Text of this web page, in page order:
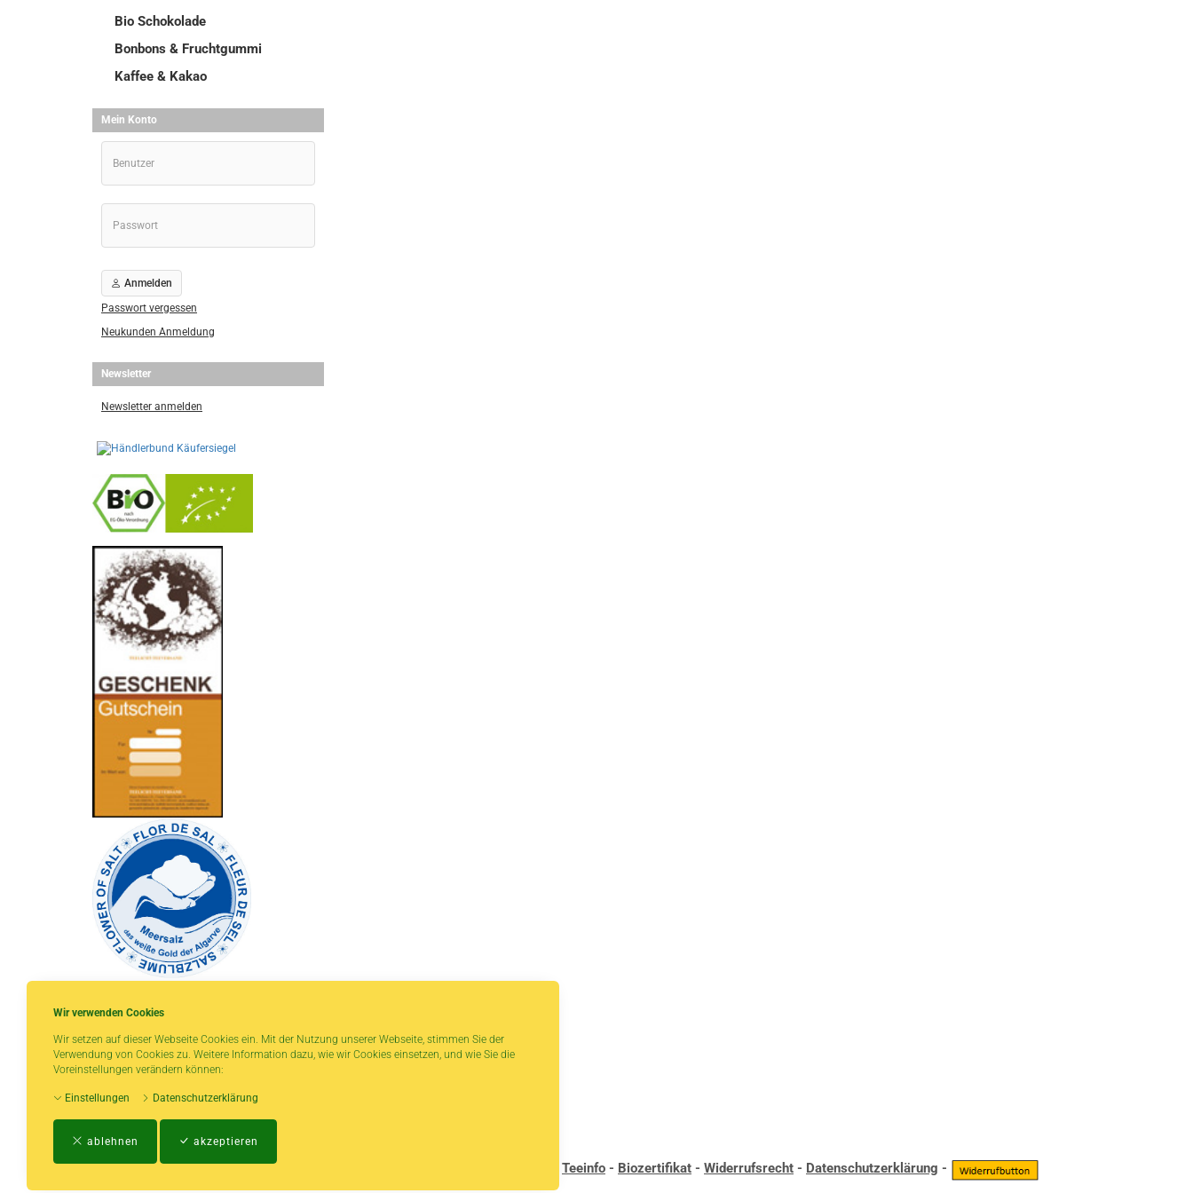
Wir verwenden Cookies
Wir setzen auf dieser Webseite Cookies ein. Mit der Nutzung unserer Webseite, stimmen Sie der
Verwendung von Cookies zu. Weitere Information dazu, wie wir Cookies einsetzen, und wie Sie die
Voreinstellungen verändern können:
Einstellungen Datenschutzerklärung
ablehnen akzeptieren
Bio Schokolade
Bonbons & Fruchtgummi
Kaffee & Kakao
Mein Konto
Anmelden
Passwort vergessen
Neukunden Anmeldung
Newsletter
Newsletter anmelden
* gilt für Lieferungen innerhalb Deutschlands,
bitte der Schaltfläche mit den
Impressum-AGB-Zahlungs- und Versandbedingungen Teeinfo - Biozertifikat - Widerrufsrecht - Datenschutzerklärung -